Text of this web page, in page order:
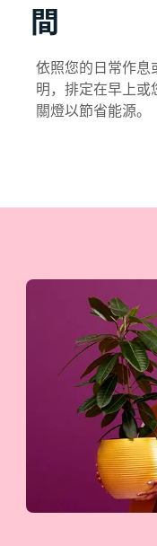
間
依照您的日常作息
明，排定在早上
關燈以節省能源。